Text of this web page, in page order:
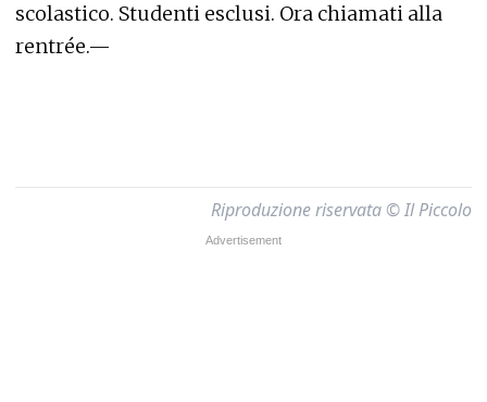
scolastico. Studenti esclusi. Ora chiamati alla
rentrée.—
Riproduzione riservata © Il Piccolo